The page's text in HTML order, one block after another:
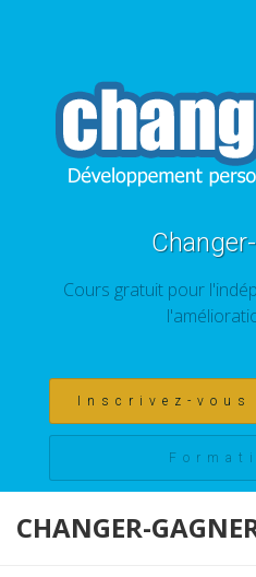
Cours gratuit pour
Inscrivez-
CHANGER-